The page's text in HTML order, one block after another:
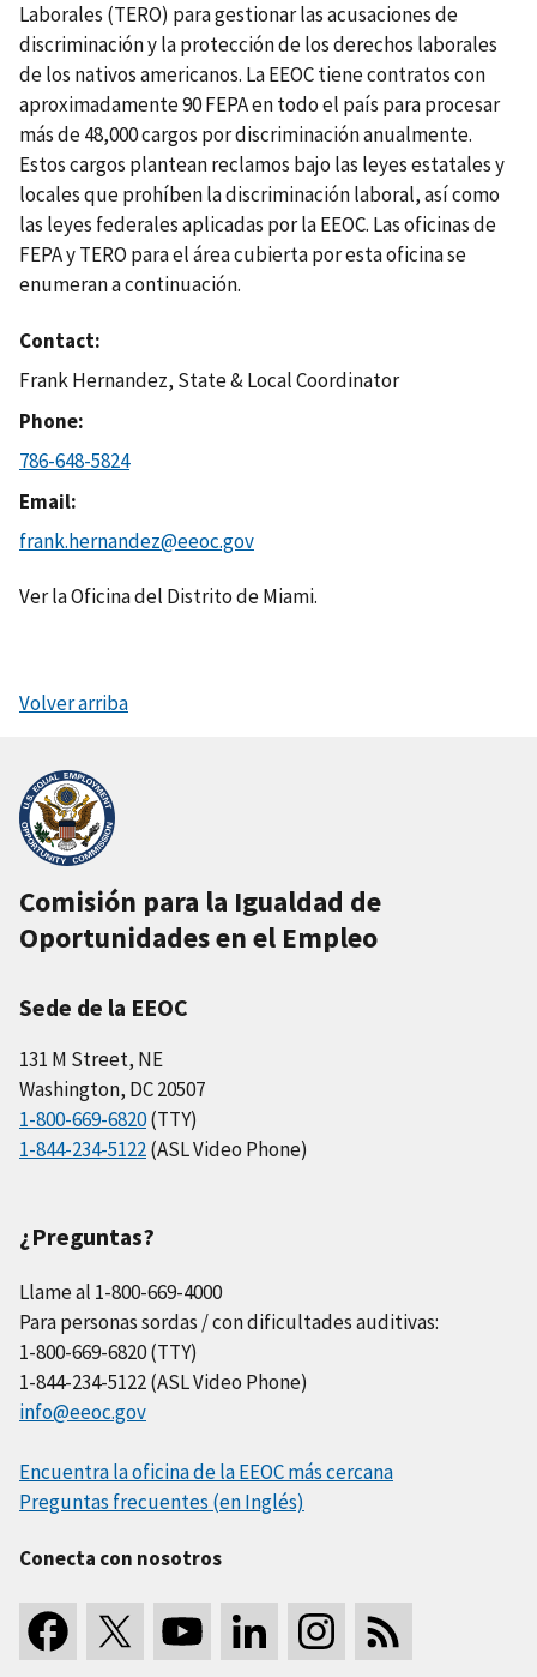
Laborales (TERO) para gestionar las acusaciones de
discriminación y la protección de los derechos laborales
de los nativos americanos. La EEOC tiene contratos con
aproximadamente 90 FEPA en todo el país para procesar
más de 48,000 cargos por discriminación anualmente.
Estos cargos plantean reclamos bajo las leyes estatales y
locales que prohíben la discriminación laboral, así como
las leyes federales aplicadas por la EEOC. Las oficinas de
FEPA y TERO para el área cubierta por esta oficina se
enumeran a continuación.
Contact
Frank Hernandez, State & Local Coordinator
Phone
786-648-5824
Email
frank.hernandez@eeoc.gov
Ver la Oficina del Distrito de Miami.
Volver arriba
Comisión para la Igualdad de
Oportunidades en el Empleo
Sede de la EEOC
131 M Street, NE
Washington, DC 20507
1-800-669-6820(TTY)
1-844-234-5122(ASL Video Phone)
¿Preguntas?
Llame al 1-800-669-4000
Para personas sordas / con dificultades auditivas:
1-800-669-6820 (TTY)
1-844-234-5122 (ASL Video Phone)
info@eeoc.gov
Encuentra la oficina de la EEOC más cercana
Preguntas frecuentes (en Inglés)
Conecta con nosotros